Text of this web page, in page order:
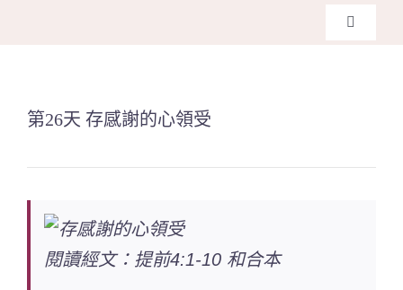
關於我們
課程報名
第26天 存感謝的心領受
閱讀經文：提前4:1-10 和合本